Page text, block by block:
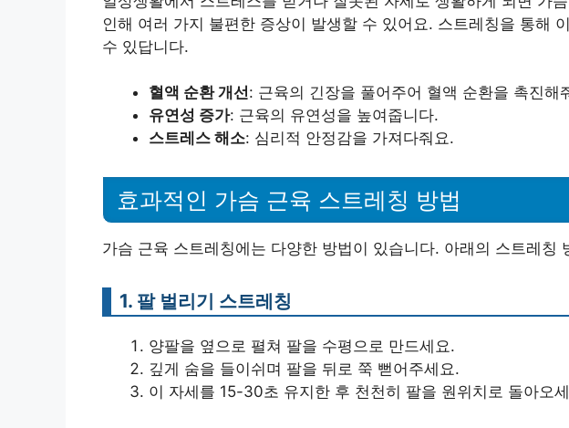
인해 여러 가지 불편한 증상이 발생할 수 있어요. 스트레칭을 통해
수 있답니다.
혈액 순환 개선: 근육의 긴장을 풀어주어 혈액 순환을 촉진해
유연성 증가: 근육의 유연성을 높여줍니다.
스트레스 해소: 심리적 안정감을 가져다줘요.
효과적인 가슴 근육 스트레칭 방법
가슴 근육 스트레칭에는 다양한 방법이 있습니다. 아래의 스트레칭
1. 팔 벌리기 스트레칭
양팔을 옆으로 펼쳐 팔을 수평으로 만드세요.
깊게 숨을 들이쉬며 팔을 뒤로 쭉 뻗어주세요.
이 자세를 15-30초 유지한 후 천천히 팔을 원위치로 돌아오